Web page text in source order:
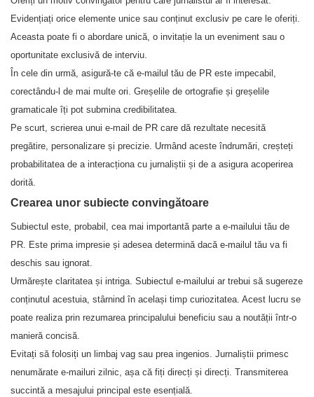
Evidențiați orice elemente unice sau conținut exclusiv pe care le oferiți.
Aceasta poate fi o abordare unică, o invitație la un eveniment sau o
oportunitate exclusivă de interviu.
În cele din urmă, asigură-te că e-mailul tău de PR este impecabil,
corectându-l de mai multe ori. Greșelile de ortografie și greșelile
gramaticale îți pot submina credibilitatea.
Pe scurt, scrierea unui e-mail de PR care dă rezultate necesită
pregătire, personalizare și precizie. Urmând aceste îndrumări, creșteți
probabilitatea de a interacționa cu jurnaliștii și de a asigura acoperirea
dorită.
Crearea unor subiecte convingătoare
Subiectul este, probabil, cea mai importantă parte a e-mailului tău de
PR. Este prima impresie și adesea determină dacă e-mailul tău va fi
deschis sau ignorat.
Urmărește claritatea și intriga. Subiectul e-mailului ar trebui să sugereze
conținutul acestuia, stârnind în același timp curiozitatea. Acest lucru se
poate realiza prin rezumarea principalului beneficiu sau a noutății într-o
manieră concisă.
Evitați să folosiți un limbaj vag sau prea ingenios. Jurnaliștii primesc
nenumărate e-mailuri zilnic, așa că fiți direcți și direcți. Transmiterea
succintă a mesajului principal este esențială.